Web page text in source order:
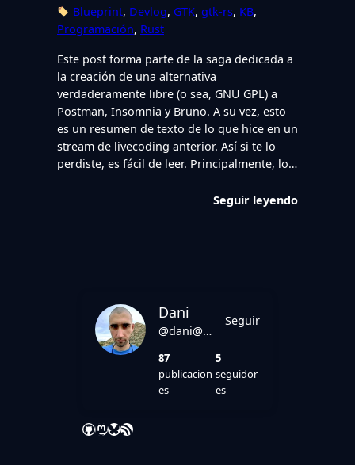
Blueprint, Devlog, GTK, gtk-rs, KB
Programación, Rust
Este post forma parte de la saga dedicada a
la creación de una alternativa
verdaderamente libre (o sea, GNU GPL) a
Postman, Insomnia y Bruno. A su vez, esto
es un resumen de texto de lo que hice en un
stream de livecoding anterior. Así si te lo
perdiste, es fácil de leer. Principalmente, lo…
Seguir leyendo
Dani
@dani@danirod.es
Seguir
87
publicacion
es
5
seguidor
es
GitHub Mastodon Bluesky Feed RSS